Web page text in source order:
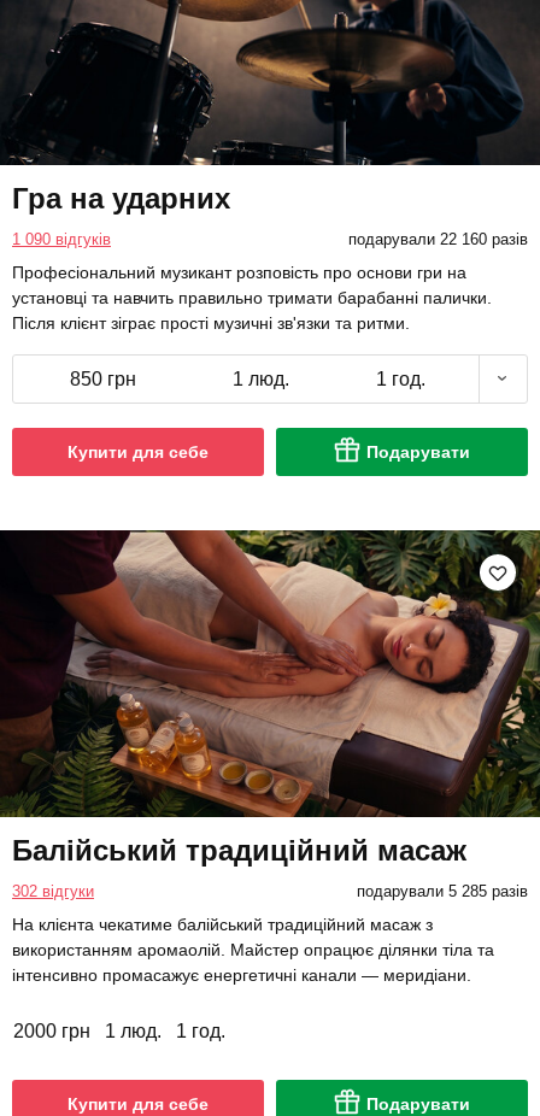
Гра на ударних
1 090 відгуків подарували 22 160 разів
Професіональний музикант розповість про основи гри на
установці та навчить правильно тримати барабанні палички.
Після клієнт зіграє прості музичні зв'язки та ритми.
850 грн 1 люд. 1 год.
Купити для себе Подарувати
Балійський традиційний масаж
302 відгуки подарували 5 285 разів
На клієнта чекатиме балійський традиційний масаж з
використанням аромаолій. Майстер опрацює ділянки тіла та
інтенсивно промасажує енергетичні канали — меридіани.
2000 грн 1 люд. 1 год.
Купити для себе Подарувати